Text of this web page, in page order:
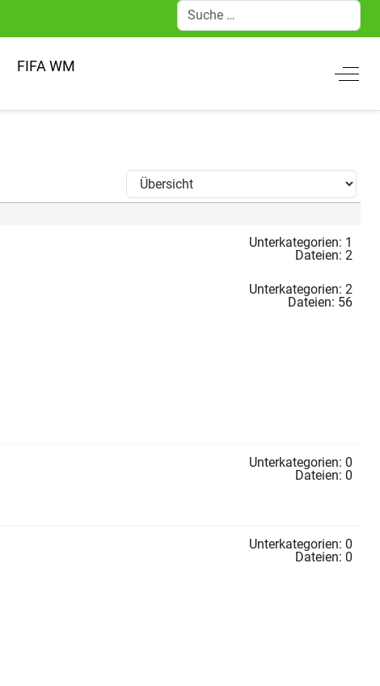
Suchen
FIFA WM Off-
Unterkategorien: 1
Dateien: 2
Unterkategorien: 2
Dateien: 56
Unterkategorien: 0
Dateien: 0
Unterkategorien: 0
Dateien: 0